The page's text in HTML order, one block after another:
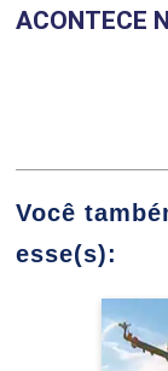
CAMILLA
CARMEM
CLAUDIO
ACONTECE
Você
esse(s):